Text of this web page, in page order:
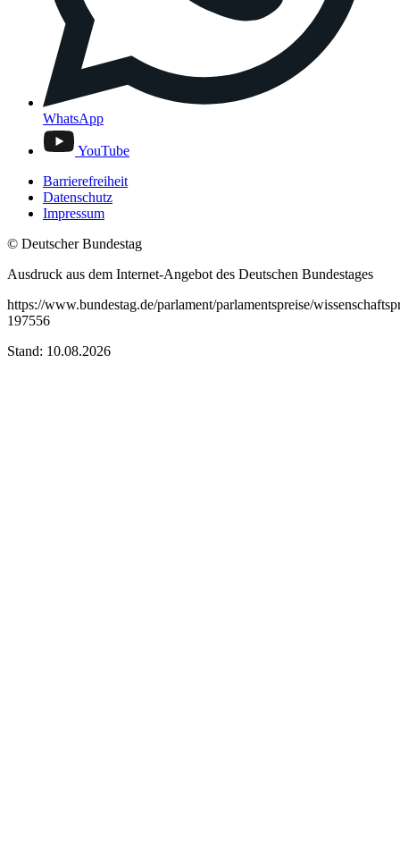
WhatsApp
YouTube
Barrierefreiheit
Datenschutz
Impressum
© Deutscher Bundestag
Ausdruck aus dem Internet-Angebot des Deutschen Bundestages
https://www.bundestag.de/parlament/parlamentspreise/
197556
Stand: 10.08.2026